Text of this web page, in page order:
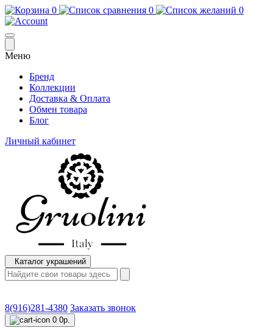
0 0 0
Меню
Бренд
Коллекции
Доставка & Оплата
Обмен товара
Блог
Личный кабинет
Каталог украшений
8(916)281-4380 Заказать звонок
0 0р.